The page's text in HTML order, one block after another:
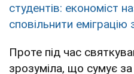
студентів: економіст
сповільнити еміграцію
Проте під час
зрозуміла, що сумує за